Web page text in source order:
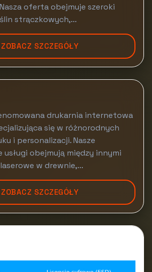
oferta obejmuje szeroki
strączkowych,...
ZOBACZ SZCZEGÓŁY
drukarnia internetowa
się w różnorodnych
i personalizacji. Nasze
usługi obejmują między innymi
w drewnie,...
ZOBACZ SZCZEGÓŁY